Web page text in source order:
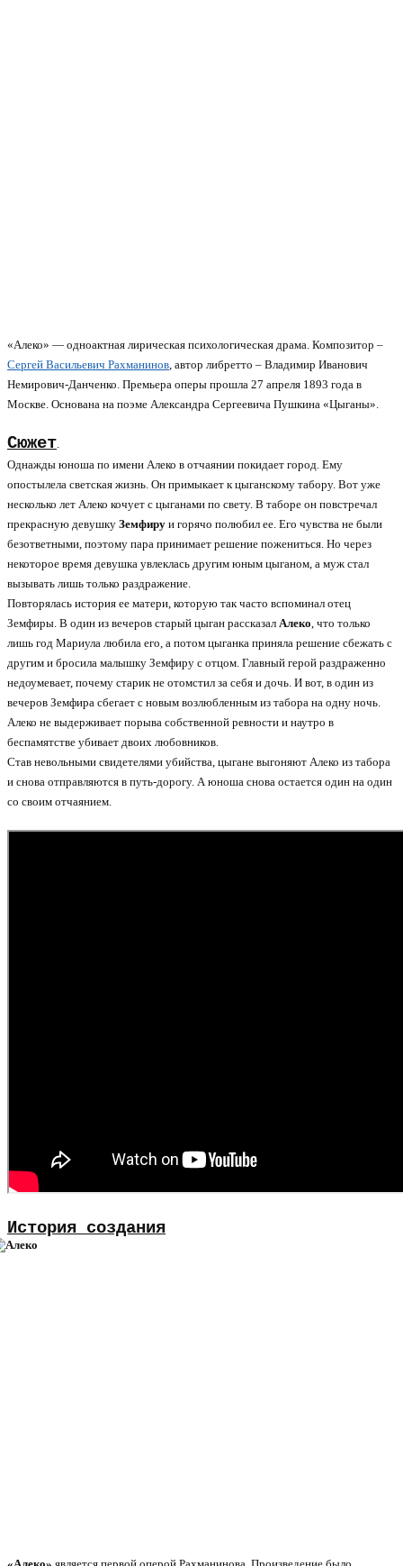
«Алеко» — одноактная лирическая психологическая драма. Композитор –
Сергей Васильевич Рахманинов , автор либретто – Владимир Иванович
Немирович-Данченко. Премьера оперы прошла 27 апреля 1893 года в
Москве. Основана на поэме Александра Сергеевича Пушкина «Цыганы».
Сюжет
Однажды юноша по имени Алеко в отчаянии покидает город. Ему
опостылела светская жизнь. Он примыкает к цыганскому табору. Вот уже
несколько лет Алеко кочует с цыганами по свету. В таборе он повстречал
прекрасную девушку Земфиру и горячо полюбил ее. Его чувства не были
безответными, поэтому пара принимает решение пожениться. Но через
некоторое время девушка увлеклась другим юным цыганом, а муж стал
вызывать лишь только раздражение.
Повторялась история ее матери, которую так часто вспоминал отец
Земфиры. В один из вечеров старый цыган рассказал Алеко , что только
лишь год Мариула любила его, а потом цыганка приняла решение сбежать с
другим и бросила малышку Земфиру с отцом. Главный герой раздраженно
недоумевает, почему старик не отомстил за себя и дочь. И вот, в один из
вечеров Земфира сбегает с новым возлюбленным из табора на одну ночь.
Алеко не выдерживает порыва собственной ревности и наутро в
беспамятстве убивает двоих любовников.
Став невольными свидетелями убийства, цыгане выгоняют Алеко из табора
и снова отправляются в путь-дорогу. А юноша снова остается один на один
со своим отчаянием.
История создания